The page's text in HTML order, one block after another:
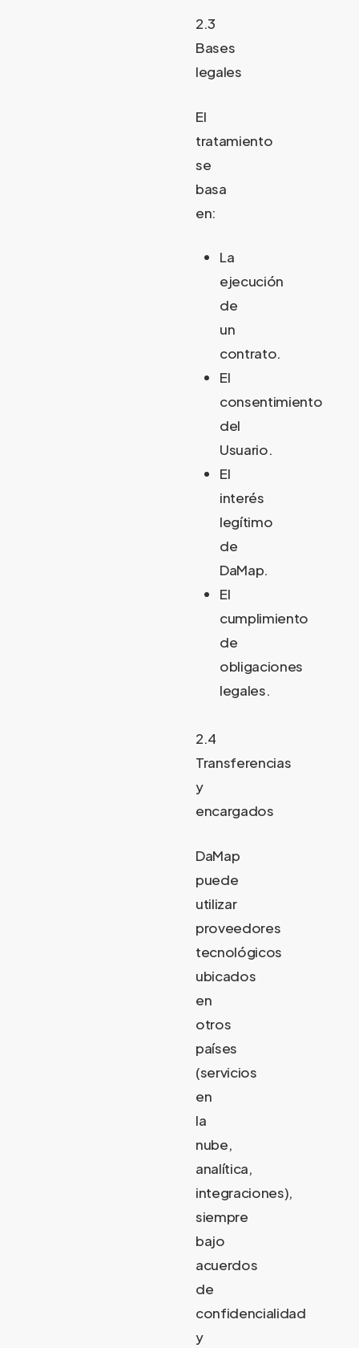
2.3
Bases
legales
El
tratamiento
se
basa
en:
La
ejecución
de
un
contrato.
El
consentimiento
del
Usuario.
El
interés
legítimo
de
DaMap.
El
cumplimiento
de
obligaciones
legales.
2.4
Transferencias
y
encargados
DaMap
puede
utilizar
proveedores
tecnológicos
ubicados
en
otros
países
(servicios
en
la
nube,
analítica,
integraciones),
siempre
bajo
acuerdos
de
confidencialidad
y